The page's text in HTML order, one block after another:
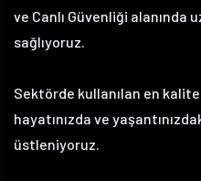
ve Canlı Güvenliği
sağlıyoruz.
Sektörde kullanılan en
hayatınızda ve
üstleniyoruz.